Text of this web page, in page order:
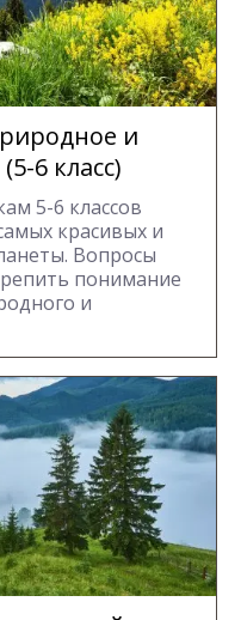
и
6 класс)
5-6 классов
красивых и
Вопросы
понимание
и